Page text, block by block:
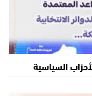
السياسية